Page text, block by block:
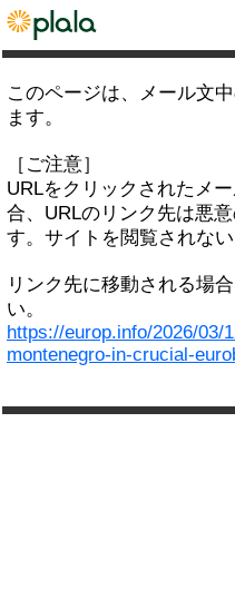
このページは、メール文
ます。
［ご注意］
URLをクリックされたメ
合、URLのリンク先は悪
す。サイトを閲覧されな
リンク先に移動される場
い。
https://europ.info/2026/03/
montenegro-in-crucial-